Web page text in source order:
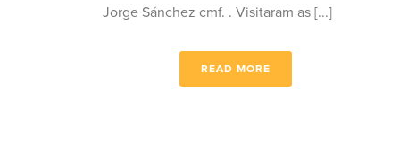
Jorge Sánchez cmf. . Visitaram as [...]
READ MORE